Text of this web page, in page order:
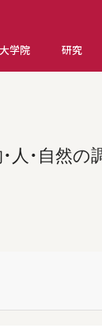
学院 研究
人・自然